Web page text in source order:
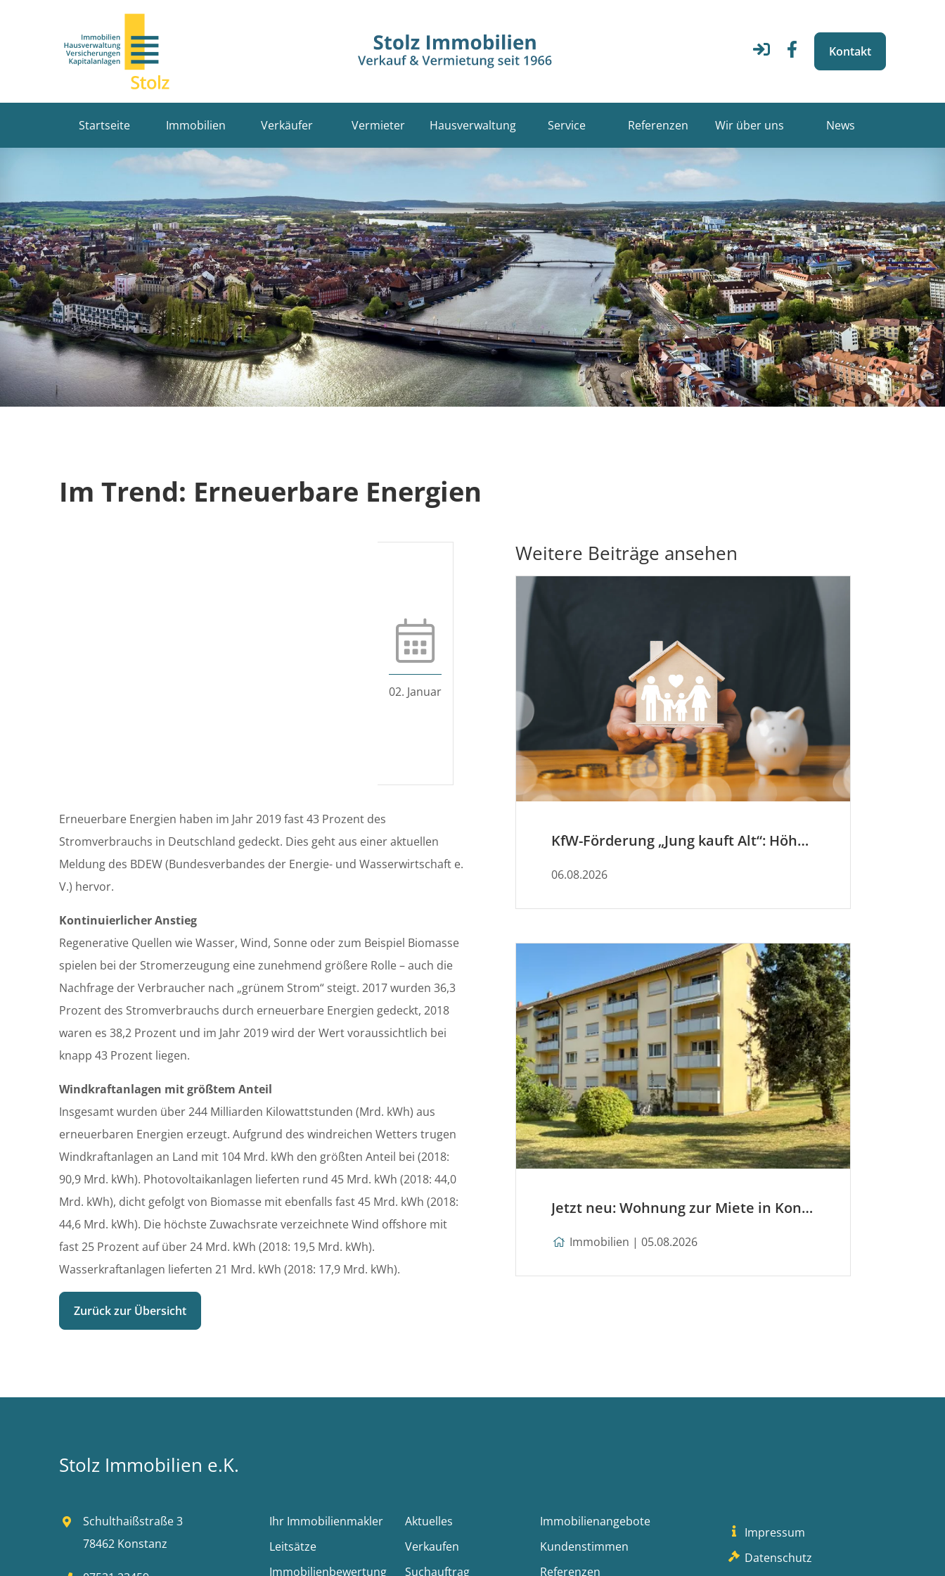
Kontakt
Startseite Immobilien Verkäufer Vermieter Hausverwaltung Service Referenzen Wir über uns News
Im Trend: Erneuerbare Energien
02. Januar
Erneuerbare Energien haben im Jahr 2019 fast 43 Prozent des
Stromverbrauchs in Deutschland gedeckt. Dies geht aus einer aktuellen
Meldung des BDEW (Bundesverbandes der Energie- und Wasserwirtschaft e.
V.) hervor.
Kontinuierlicher Anstieg
Regenerative Quellen wie Wasser, Wind, Sonne oder zum Beispiel Biomasse
spielen bei der Stromerzeugung eine zunehmend größere Rolle – auch die
Nachfrage der Verbraucher nach „grünem Strom“ steigt. 2017 wurden 36,3
Prozent des Stromverbrauchs durch erneuerbare Energien gedeckt, 2018
waren es 38,2 Prozent und im Jahr 2019 wird der Wert voraussichtlich bei
knapp 43 Prozent liegen.
Windkraftanlagen mit größtem Anteil
Insgesamt wurden über 244 Milliarden Kilowattstunden (Mrd. kWh) aus
erneuerbaren Energien erzeugt. Aufgrund des windreichen Wetters trugen
Windkraftanlagen an Land mit 104 Mrd. kWh den größten Anteil bei (2018:
90,9 Mrd. kWh). Photovoltaikanlagen lieferten rund 45 Mrd. kWh (2018: 44,0
Mrd. kWh), dicht gefolgt von Biomasse mit ebenfalls fast 45 Mrd. kWh (2018:
44,6 Mrd. kWh). Die höchste Zuwachsrate verzeichnete Wind offshore mit
fast 25 Prozent auf über 24 Mrd. kWh (2018: 19,5 Mrd. kWh).
Wasserkraftanlagen lieferten 21 Mrd. kWh (2018: 17,9 Mrd. kWh).
Zurück zur Übersicht
Weitere Beiträge ansehen
KfW-Förderung „Jung kauft Alt“: Höhere Kredite ab August 2026
06.08.2026
Jetzt neu: Wohnung zur Miete in Konstanz
Immobilien | 05.08.2026
Stolz Immobilien e.K.
Schulthaißstraße 3
78462 Konstanz
Ihr Immobilienmakler Aktuelles
Immobilienangebote
Leitsätze
Verkaufen
Kundenstimmen
Immobilienbewertung
Suchauftrag Referenzen
Impressum
Datenschutz